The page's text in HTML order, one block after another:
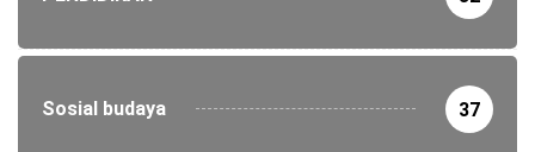
Sosial budaya 37